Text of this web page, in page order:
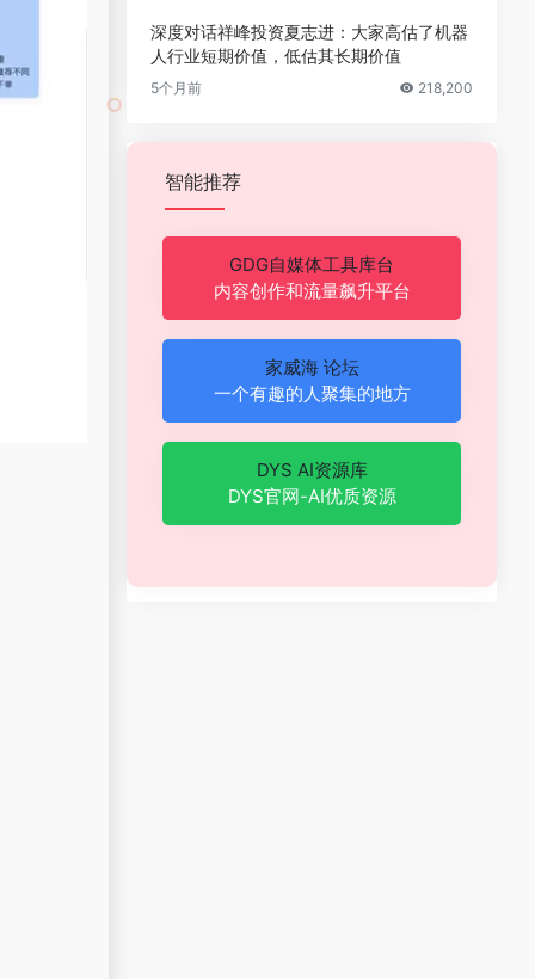
深度对话祥峰投资夏志进：大家高估了机器
人行业短期价值，低估其长期价值
5个月前 218,200
智能推荐
GDG自媒体工具库台
内容创作和流量飙升平台
家威海 论坛
一个有趣的人聚集的地方
DYS AI资源库
DYS官网-AI优质资源